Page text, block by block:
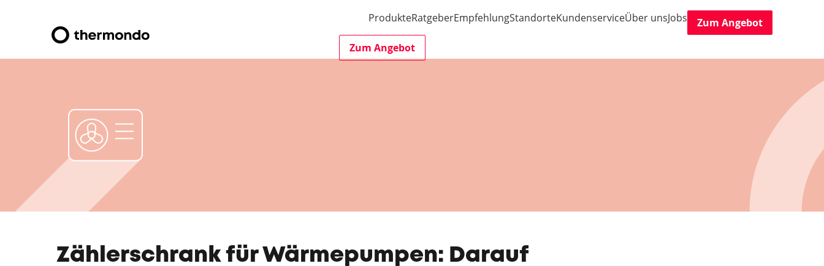
ProdukteRatgeberEmpfehlungStandorteKundenserviceÜber unsJobs
Zum Angebot
Zum Angebot
Zählerschrank für Wärmepumpen: Darauf